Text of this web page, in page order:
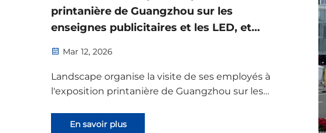
printanière de Guangzhou sur les
enseignes publicitaires et les LED, et
Mar 12, 2026
Landscape organise la visite de ses employés à
l'exposition printanière de Guangzhou sur les
2026. Profitant de cette occasion de
En savoir plus